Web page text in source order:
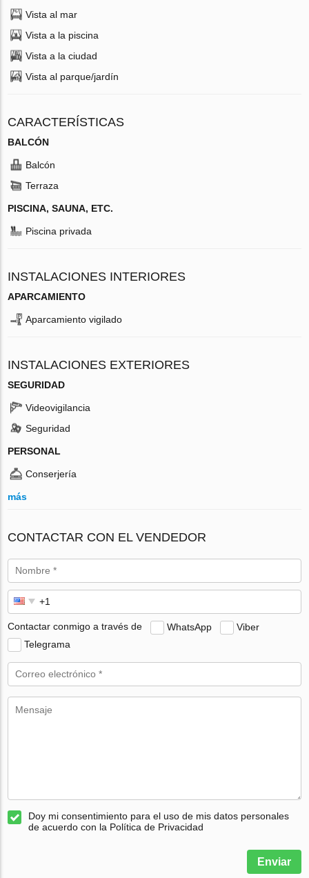
Vista al mar
Vista a la piscina
Vista a la ciudad
Vista al parque/jardín
CARACTERÍSTICAS
BALCÓN
Balcón
Terraza
PISCINA, SAUNA, ETC.
Piscina privada
INSTALACIONES INTERIORES
APARCAMIENTO
Aparcamiento vigilado
INSTALACIONES EXTERIORES
SEGURIDAD
Videovigilancia
Seguridad
PERSONAL
Conserjería
más
CONTACTAR CON EL VENDEDOR
Contactar conmigo a través de WhatsApp
Viber
Telegrama
Doy mi consentimiento para el uso de mis datos personales
de acuerdo con la Política de Privacidad
Enviar